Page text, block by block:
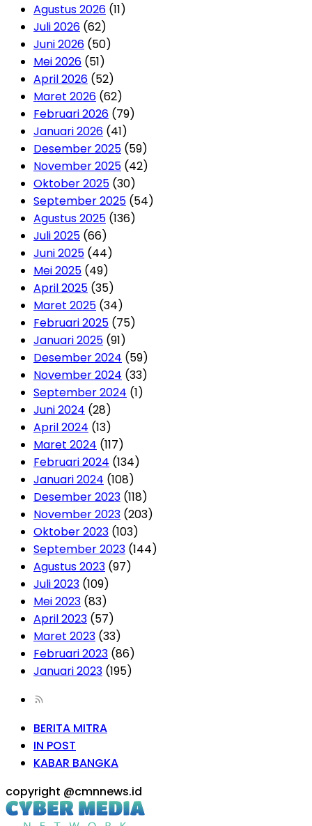
Agustus 2026 (11)
Juli 2026 (62)
Juni 2026 (50)
Mei 2026 (51)
April 2026 (52)
Maret 2026 (62)
Februari 2026 (79)
Januari 2026 (41)
Desember 2025 (59)
November 2025 (42)
Oktober 2025 (30)
September 2025 (54)
Agustus 2025 (136)
Juli 2025 (66)
Juni 2025 (44)
Mei 2025 (49)
April 2025 (35)
Maret 2025 (34)
Februari 2025 (75)
Januari 2025 (91)
Desember 2024 (59)
November 2024 (33)
September 2024 (1)
Juni 2024 (28)
April 2024 (13)
Maret 2024 (117)
Februari 2024 (134)
Januari 2024 (108)
Desember 2023 (118)
November 2023 (203)
Oktober 2023 (103)
September 2023 (144)
Agustus 2023 (97)
Juli 2023 (109)
Mei 2023 (83)
April 2023 (57)
Maret 2023 (33)
Februari 2023 (86)
Januari 2023 (195)
BERITA MITRA
IN POST
KABAR BANGKA
copyright @cmnnews.id